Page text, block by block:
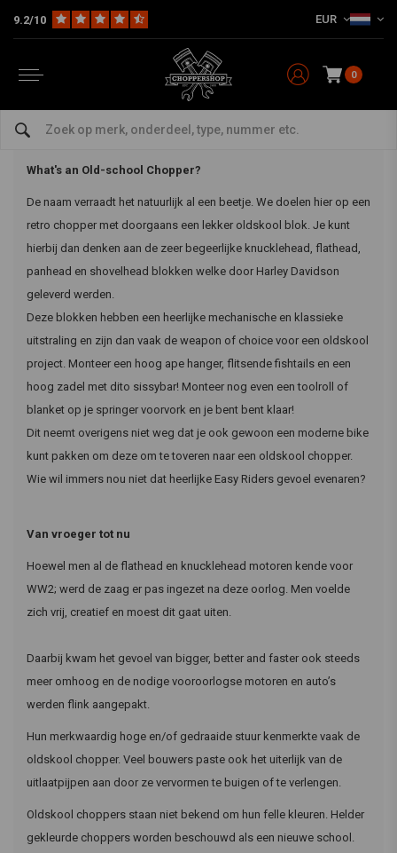
9.2/10 EUR
0
Home Merk / Style Oldskool What is an Old-school Chopper?
What is an Old-school Chopper?
What is an Old-school Chopper?
What's an Old-school Chopper?
De naam verraadt het natuurlijk al een beetje. We doelen hier op een
retro chopper met doorgaans een lekker oldskool blok. Je kunt
hierbij dan denken aan de zeer begeerlijke knucklehead, flathead,
panhead en shovelhead blokken welke door Harley Davidson
geleverd werden.
Deze blokken hebben een heerlijke mechanische en klassieke
uitstraling en zijn dan vaak de weapon of choice voor een oldskool
project. Monteer een hoog ape hanger, flitsende fishtails en een
hoog zadel met dito sissybar! Monteer nog even een toolroll of
blanket op je springer voorvork en je bent bent klaar!
Dit neemt overigens niet weg dat je ook gewoon een moderne bike
kunt pakken om deze om te toveren naar een oldskool chopper.
Wie wil immers nou niet dat heerlijke Easy Riders gevoel evenaren?
Van vroeger tot nu
Hoewel men al de flathead en knucklehead motoren kende voor
WW2; werd de zaag er pas ingezet na deze oorlog. Men voelde
zich vrij, creatief en moest dit gaat uiten.
Daarbij kwam het gevoel van bigger, better and faster ook steeds
meer omhoog en de nodige vooroorlogse motoren en auto’s
werden flink aangepakt.
Hun merkwaardig hoge en/of gedraaide stuur kenmerkte vaak de
oldskool chopper. Veel bouwers paste ook het uiterlijk van de
uitlaatpijpen aan door ze vervormen te buigen of te verlengen.
Oldskool choppers staan niet bekend om hun felle kleuren. Helder
gekleurde choppers worden beschouwd als een nieuwe school.